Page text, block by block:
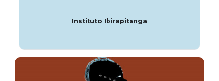
Instituto Ibirapitanga